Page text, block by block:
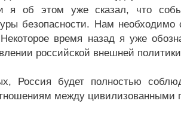
я об этом уже сказал, что
безопасности. Нам
время назад я уже
российской внешней
Россия будет полностью
между цивилизованными